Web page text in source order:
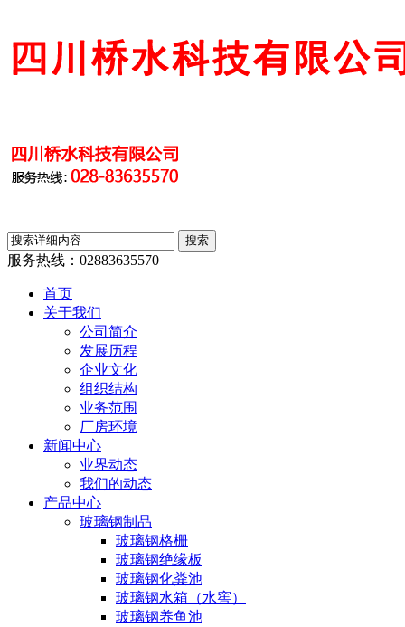
服务热线： 02883635570
首页
关于我们
公司简介
发展历程
企业文化
组织结构
业务范围
厂房环境
新闻中心
业界动态
我们的动态
产品中心
玻璃钢制品
玻璃钢格栅
玻璃钢绝缘板
玻璃钢化粪池
玻璃钢水箱（水窖）
玻璃钢养鱼池